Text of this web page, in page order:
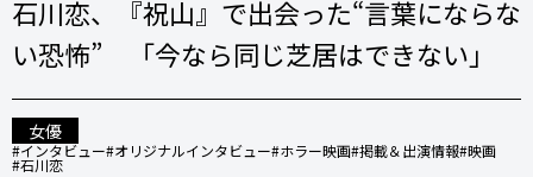
石川恋、『祝山』で出会った“言葉にならな
い恐怖” 「今なら同じ芝居はできない」
女優
#インタビュー#オリジナルインタビュー#ホラー映画#掲載＆出演情報#映画
#石川恋